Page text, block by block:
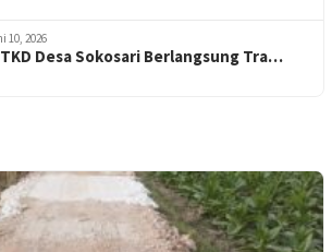
10, 2026
Desa Sokosari Berlangsung Tra…